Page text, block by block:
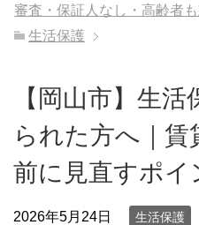
審査・保証人なし・高齢者
生活保護
【岡山市】生
られた方へ｜
前に見直すポイ
2026年5月24日 生活保護